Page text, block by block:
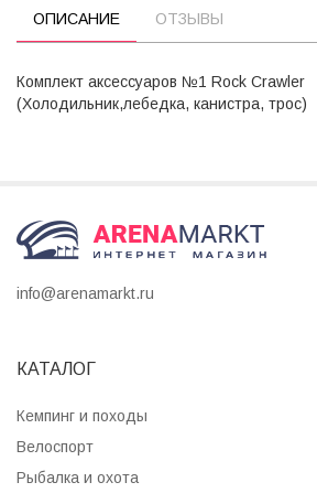
ОПИСАНИЕ ОТЗЫВЫ
Комплект аксессуаров №1 Rock Crawler
(Холодильник,лебедка, канистра, трос)
info@arenamarkt.ru
КАТАЛОГ
Кемпинг и походы
Велоспорт
Рыбалка и охота